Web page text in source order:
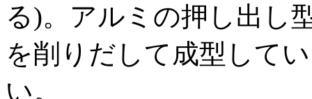
る)。アルミの押し出し
を削りだして成型して
い。